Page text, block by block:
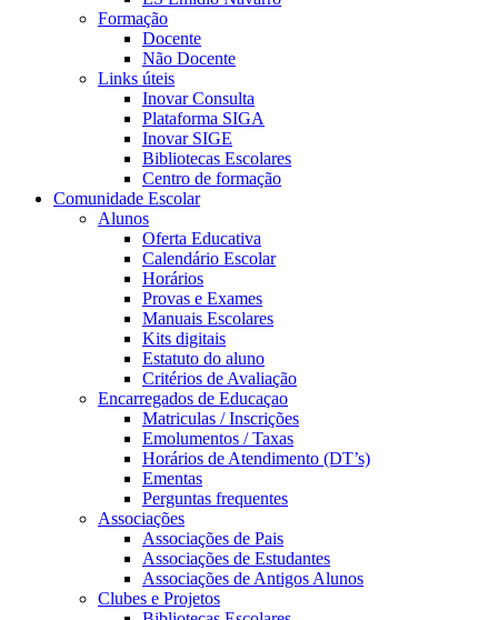
Formação
Docente
Não Docente
Links úteis
Inovar Consulta
Plataforma SIGA
Inovar SIGE
Bibliotecas Escolares
Centro de formação
Comunidade Escolar
Alunos
Oferta Educativa
Calendário Escolar
Horários
Provas e Exames
Manuais Escolares
Kits digitais
Estatuto do aluno
Critérios de Avaliação
Encarregados de Educaçao
Matriculas / Inscrições
Emolumentos / Taxas
Horários de Atendimento (DT’s)
Ementas
Perguntas frequentes
Associações
Associações de Pais
Associações de Estudantes
Associações de Antigos Alunos
Clubes e Projetos